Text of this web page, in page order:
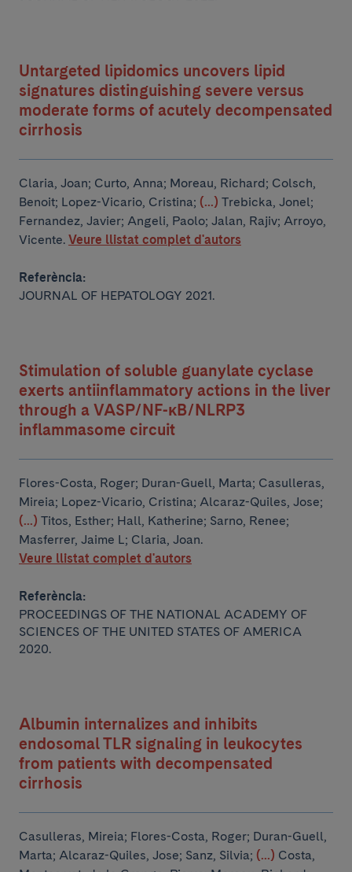
Untargeted lipidomics uncovers lipid
signatures distinguishing severe versus
moderate forms of acutely decompensated
cirrhosis
Claria, Joan; Curto, Anna; Moreau, Richard; Colsch,
Benoit; Lopez-Vicario, Cristina; (...) Trebicka, Jonel;
Fernandez, Javier; Angeli, Paolo; Jalan, Rajiv; Arroyo,
Vicente. Veure llistat complet d'autors
Referència:
JOURNAL OF HEPATOLOGY 2021.
Stimulation of soluble guanylate cyclase
exerts antiinflammatory actions in the liver
through a VASP/NF-κB/NLRP3
inflammasome circuit
Flores-Costa, Roger; Duran-Guell, Marta; Casulleras,
Mireia; Lopez-Vicario, Cristina; Alcaraz-Quiles, Jose;
(...) Titos, Esther; Hall, Katherine; Sarno, Renee;
Masferrer, Jaime L; Claria, Joan.
Veure llistat complet d'autors
Referència:
PROCEEDINGS OF THE NATIONAL ACADEMY OF
SCIENCES OF THE UNITED STATES OF AMERICA
2020.
Albumin internalizes and inhibits
endosomal TLR signaling in leukocytes
from patients with decompensated
cirrhosis
Casulleras, Mireia; Flores-Costa, Roger; Duran-Guell,
Marta; Alcaraz-Quiles, Jose; Sanz, Silvia; (...) Costa,